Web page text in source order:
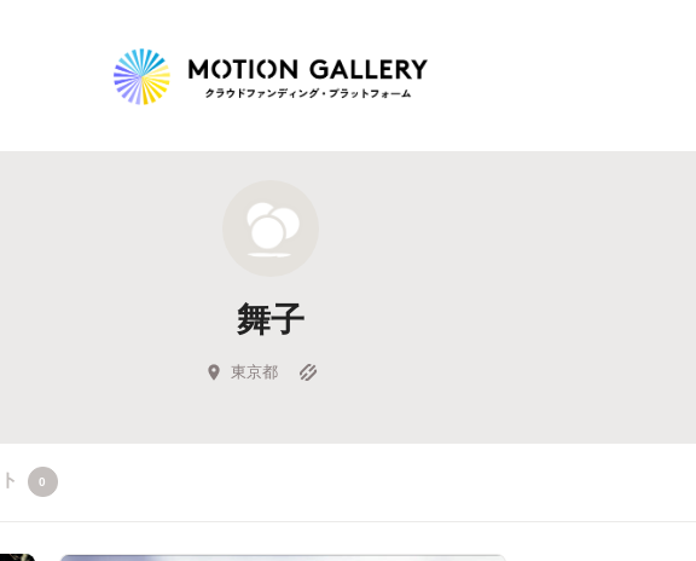
新着プロジェクト
Feature
キュレーターから探す
舞子
東京都
0